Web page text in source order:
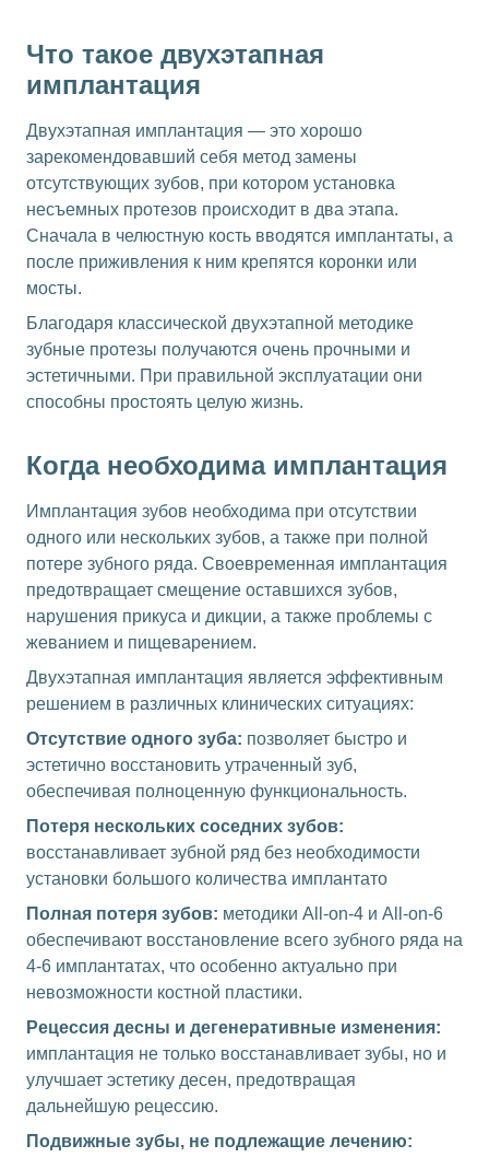
Что такое двухэтапная
имплантация
Двухэтапная имплантация — это хорошо
зарекомендовавший себя метод замены
отсутствующих зубов, при котором установка
несъемных протезов происходит в два этапа.
Сначала в челюстную кость вводятся имплантаты, а
после приживления к ним крепятся коронки или
мосты.
Благодаря классической двухэтапной методике
зубные протезы получаются очень прочными и
эстетичными. При правильной эксплуатации они
способны простоять целую жизнь.
Когда необходима имплантация
Имплантация зубов необходима при отсутствии
одного или нескольких зубов, а также при полной
потере зубного ряда. Своевременная имплантация
предотвращает смещение оставшихся зубов,
нарушения прикуса и дикции, а также проблемы с
жеванием и пищеварением.
Двухэтапная имплантация является эффективным
решением в различных клинических ситуациях:
Отсутствие одного зуба: позволяет быстро и
эстетично восстановить утраченный зуб,
обеспечивая полноценную функциональность.
Потеря нескольких соседних зубов:
восстанавливает зубной ряд без необходимости
установки большого количества имплантато
Полная потеря зубов: методики All-on-4 и All-on-6
обеспечивают восстановление всего зубного ряда на
4-6 имплантатах, что особенно актуально при
невозможности костной пластики.
Рецессия десны и дегенеративные изменения:
имплантация не только восстанавливает зубы, но и
улучшает эстетику десен, предотвращая
дальнейшую рецессию.
Подвижные зубы, не подлежащие лечению: